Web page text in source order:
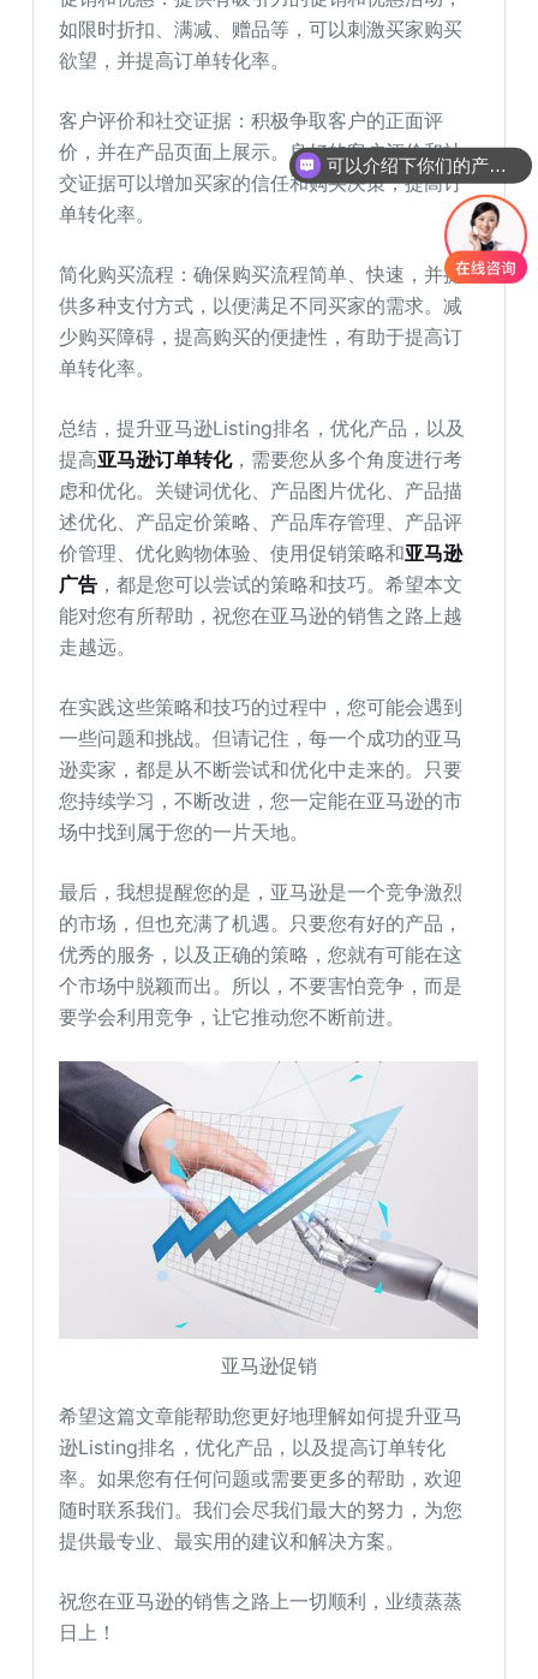
如限时折扣、满减、赠品等，可以刺激买家购买
欲望，并提高订单转化率。
客户评价和社交证据：积极争取客户的正面评
价，并在产品页面上展示。良好的客户评价和社
交证据可以增加买家的信任和购买决策，提高订
单转化率。
简化购买流程：确保购买流程简单、快速，并提
供多种支付方式，以便满足不同买家的需求。减
少购买障碍，提高购买的便捷性，有助于提高订
单转化率。
总结，提升亚马逊Listing排名，优化产品，以及
提高亚马逊订单转化，需要您从多个角度进行考
虑和优化。关键词优化、产品图片优化、产品描
述优化、产品定价策略、产品库存管理、产品评
价管理、优化购物体验、使用促销策略和亚马逊
广告 ，都是您可以尝试的策略和技巧。希望本文
能对您有所帮助，祝您在亚马逊的销售之路上越
走越远。
在实践这些策略和技巧的过程中，您可能会遇到
一些问题和挑战。但请记住，每一个成功的亚马
逊卖家，都是从不断尝试和优化中走来的。只要
您持续学习，不断改进，您一定能在亚马逊的市
场中找到属于您的一片天地。
最后，我想提醒您的是，亚马逊是一个竞争激烈
的市场，但也充满了机遇。只要您有好的产品，
优秀的服务，以及正确的策略，您就有可能在这
个市场中脱颖而出。所以，不要害怕竞争，而是
要学会利用竞争，让它推动您不断前进。
亚马逊促销
希望这篇文章能帮助您更好地理解如何提升亚马
逊Listing排名，优化产品，以及提高订单转化
率。如果您有任何问题或需要更多的帮助，欢迎
随时联系我们。我们会尽我们最大的努力，为您
提供最专业、最实用的建议和解决方案。
祝您在亚马逊的销售之路上一切顺利，业绩蒸蒸
日上！
可以介绍下你们的产品么